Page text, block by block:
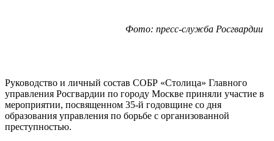
Фото: пресс-служба Росгвардии
Руководство и личный состав СОБР «Столица» Главного
управления Росгвардии по городу Москве приняли участие в
мероприятии, посвященном 35-й годовщине со дня
образования управления по борьбе с организованной
преступностью.